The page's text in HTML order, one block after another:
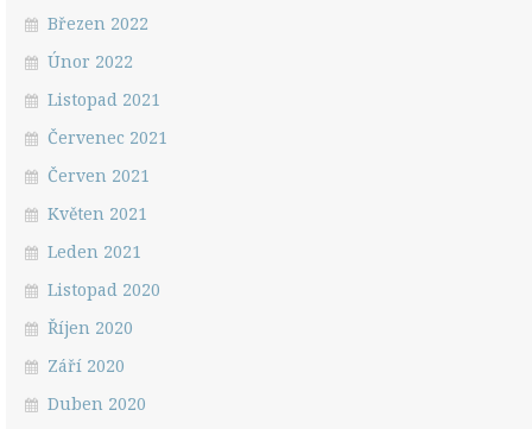
Březen 2022
Únor 2022
Listopad 2021
Červenec 2021
Červen 2021
Květen 2021
Leden 2021
Listopad 2020
Říjen 2020
Září 2020
Duben 2020